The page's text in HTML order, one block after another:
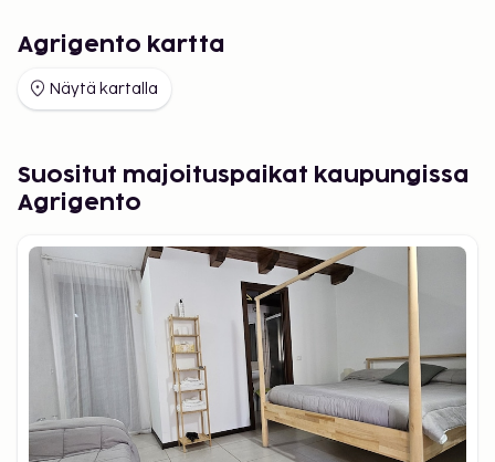
Agrigento kartta
Näytä kartalla
Suositut majoituspaikat kaupungissa
Agrigento